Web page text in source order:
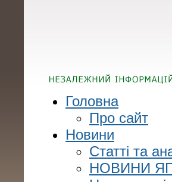
Головна
Про сайт
Новини
Статті та
НОВИНИ